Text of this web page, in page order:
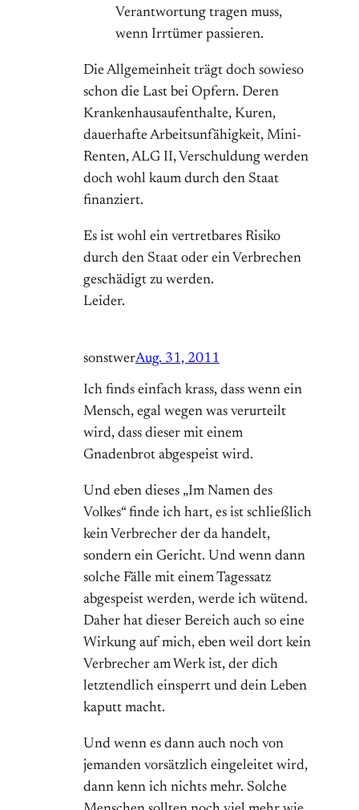
Verantwortung tragen muss,
wenn Irrtümer passieren.
Die Allgemeinheit trägt doch sowieso
schon die Last bei Opfern. Deren
Krankenhausaufenthalte, Kuren,
dauerhafte Arbeitsunfähigkeit, Mini-
Renten, ALG II, Verschuldung werden
doch wohl kaum durch den Staat
finanziert.
Es ist wohl ein vertretbares Risiko
durch den Staat oder ein Verbrechen
geschädigt zu werden.
Leider.
sonstwerAug. 31, 2011
Ich finds einfach krass, dass wenn ein
Mensch, egal wegen was verurteilt
wird, dass dieser mit einem
Gnadenbrot abgespeist wird.
Und eben dieses „Im Namen des
Volkes“ finde ich hart, es ist schließlich
kein Verbrecher der da handelt,
sondern ein Gericht. Und wenn dann
solche Fälle mit einem Tagessatz
abgespeist werden, werde ich wütend.
Daher hat dieser Bereich auch so eine
Wirkung auf mich, eben weil dort kein
Verbrecher am Werk ist, der dich
letztendlich einsperrt und dein Leben
kaputt macht.
Und wenn es dann auch noch von
jemanden vorsätzlich eingeleitet wird,
dann kenn ich nichts mehr. Solche